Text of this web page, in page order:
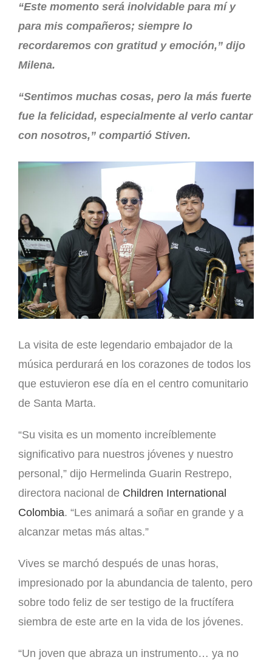
“Este momento será inolvidable para mí y
para mis compañeros; siempre lo
recordaremos con gratitud y emoción,” dijo
Milena.
“Sentimos muchas cosas, pero la más fuerte
fue la felicidad, especialmente al verlo cantar
con nosotros,” compartió Stiven.
La visita de este legendario embajador de la
música perdurará en los corazones de todos los
que estuvieron ese día en el centro comunitario
de Santa Marta.
“Su visita es un momento increíblemente
significativo para nuestros jóvenes y nuestro
personal,” dijo Hermelinda Guarin Restrepo,
directora nacional de Children International
Colombia. “Les animará a soñar en grande y a
alcanzar metas más altas.”
Vives se marchó después de unas horas,
impresionado por la abundancia de talento, pero
sobre todo feliz de ser testigo de la fructífera
siembra de este arte en la vida de los jóvenes.
“Un joven que abraza un instrumento… ya no